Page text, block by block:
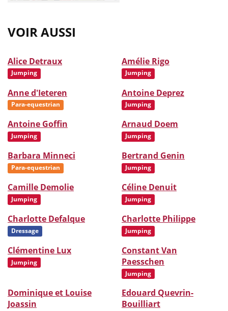
VOIR AUSSI
Alice Detraux
Jumping
Amélie Rigo
Jumping
Anne d'Ieteren
Para-equestrian
Antoine Deprez
Jumping
Antoine Goffin
Jumping
Arnaud Doem
Jumping
Barbara Minneci
Para-equestrian
Bertrand Genin
Jumping
Camille Demolie
Jumping
Céline Denuit
Jumping
Charlotte Defalque
Dressage
Charlotte Philippe
Jumping
Clémentine Lux
Jumping
Constant Van
Paesschen
Jumping
Dominique et Louise
Joassin
Edouard Quevrin-
Bouilliart